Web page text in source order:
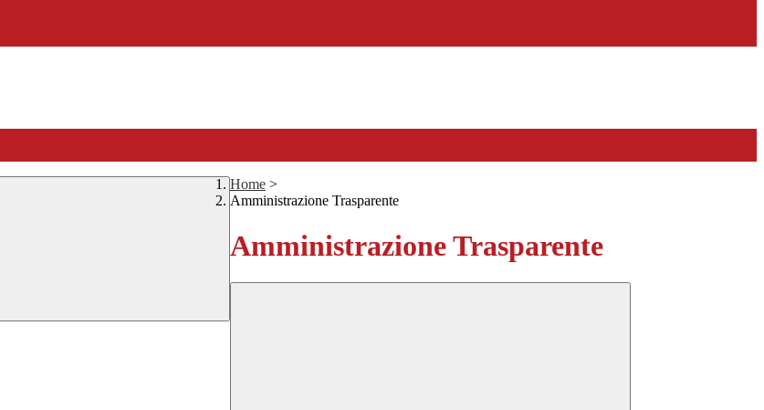
Home >
Amministrazione Trasparente
Amministrazione Trasparente